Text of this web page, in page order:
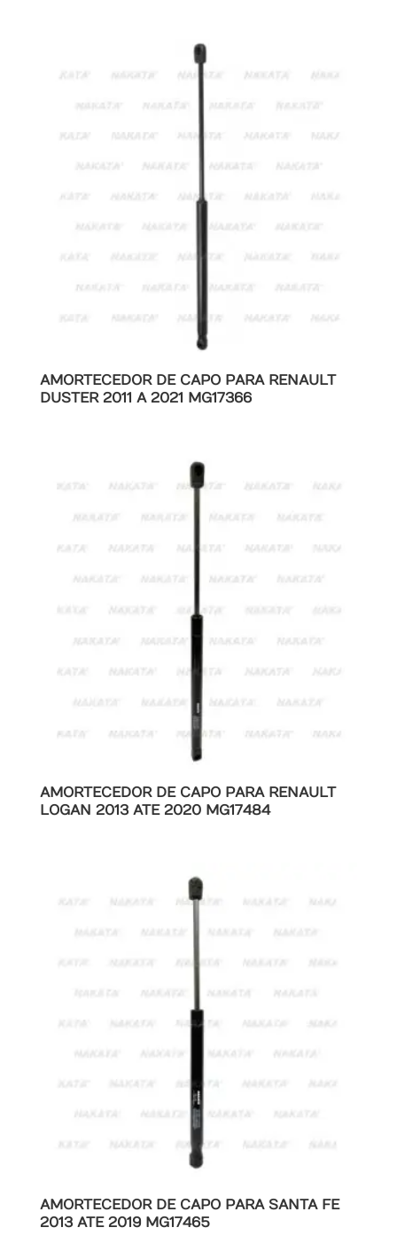
AMORTECEDOR DE CAPO PARA RENAULT
DUSTER 2011 A 2021 MG17366
AMORTECEDOR DE CAPO PARA RENAULT
LOGAN 2013 ATE 2020 MG17484
AMORTECEDOR DE CAPO PARA SANTA FE
2013 ATE 2019 MG17465